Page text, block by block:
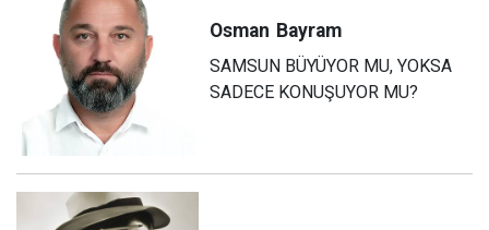
Osman Bayram
SAMSUN BÜYÜYOR MU, YOKSA
SADECE KONUŞUYOR MU?